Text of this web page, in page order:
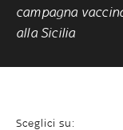
campagna
alla Sicilia
Sceglici su: